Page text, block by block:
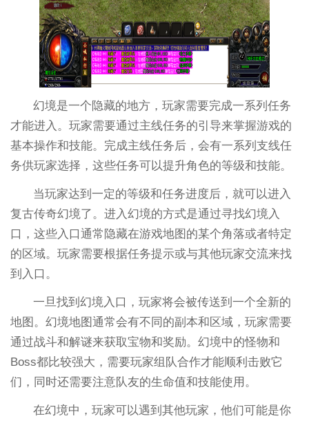
幻境是一个隐藏的地方，玩家需要完成一系列任务
才能进入。玩家需要通过主线任务的引导来掌握游戏的
基本操作和技能。完成主线任务后，会有一系列支线任
务供玩家选择，这些任务可以提升角色的等级和技能。
当玩家达到一定的等级和任务进度后，就可以进入
复古传奇幻境了。进入幻境的方式是通过寻找幻境入
口，这些入口通常隐藏在游戏地图的某个角落或者特定
的区域。玩家需要根据任务提示或与其他玩家交流来找
到入口。
一旦找到幻境入口，玩家将会被传送到一个全新的
地图。幻境地图通常会有不同的副本和区域，玩家需要
通过战斗和解谜来获取宝物和奖励。幻境中的怪物和
Boss都比较强大，需要玩家组队合作才能顺利击败它
们，同时还需要注意队友的生命值和技能使用。
在幻境中，玩家可以遇到其他玩家，他们可能是你